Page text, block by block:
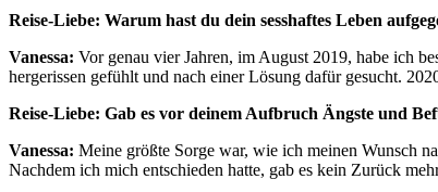
Reise-Liebe: Warum hast du dein sesshaftes Leben
Vanessa: Vor genau vier Jahren, im August 2019, habe ich
hergerissen gefühlt und nach einer Lösung dafür gesucht.
Reise-Liebe: Gab es vor deinem Aufbruch Ängste und
Vanessa: Meine größte Sorge war, wie ich meinen Wunsch
Nachdem ich mich entschieden hatte, gab es kein Zurück